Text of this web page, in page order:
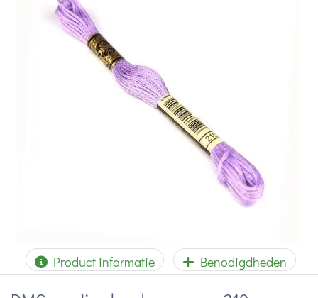
Product informatie Benodigdheden